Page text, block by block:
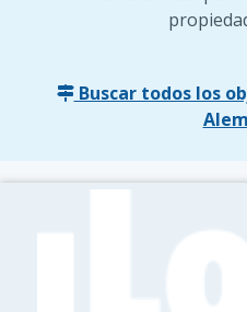
Buscar todos los